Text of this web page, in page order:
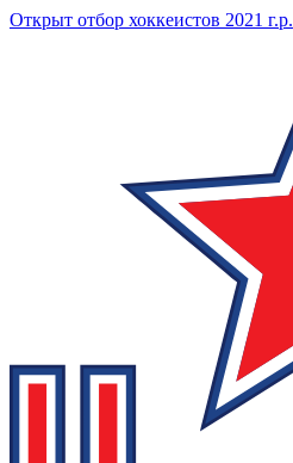
Открыт отбор хоккеистов 2021 г.р.